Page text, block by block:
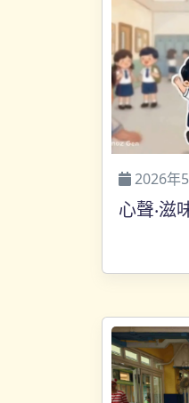
2026年
心聲‧滋